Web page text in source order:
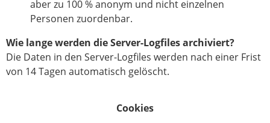
aber zu 100 % anonym und nicht einzelnen
Personen zuordenbar.
Wie lange werden die Server-Logfiles archiviert?
Die Daten in den Server-Logfiles werden nach einer Frist
von 14 Tagen automatisch gelöscht.
Cookies